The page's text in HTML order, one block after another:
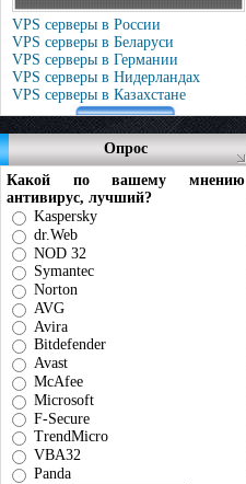
VPS серверы в России
VPS серверы в Беларуси
VPS серверы в Германии
VPS серверы в Нидерландах
VPS серверы в Казахстане
Опрос
Какой по вашему мнению
антивирус, лучший?
Kaspersky
dr.Web
NOD 32
Symantec
Norton
AVG
Avira
Bitdefender
Avast
McAfee
Microsoft
F-Secure
TrendMicro
VBA32
Panda